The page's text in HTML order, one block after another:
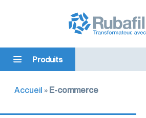
Produits
FILMS
Voir
FILMS
Voir
RUBANS
Voir
CERCLAGE
ACCESSOIRES
Voir
MACHINES
Voir
Accueil » E-commerce